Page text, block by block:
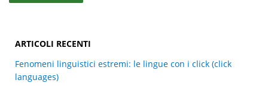
ARTICOLI RECENTI
Fenomeni linguistici estremi: le lingue con i click (click
languages)